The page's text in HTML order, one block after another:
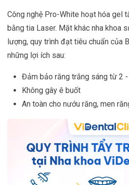
Công nghệ Pro-White hoạt hóa gel
bằng tia Laser. Mặt khác nha khoa
lượng, quy trình đạt tiêu chuẩn của
những lợi ích sau:
Đảm bảo răng trắng sáng từ 2
Không gây ê buốt
An toàn cho nướu răng, men